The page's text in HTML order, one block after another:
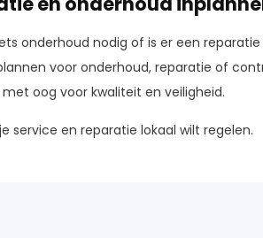
onderhoud nodig of is er een
voor onderhoud, reparatie of
met oog voor kwaliteit en veiligheid.
service en reparatie lokaal wilt regelen.